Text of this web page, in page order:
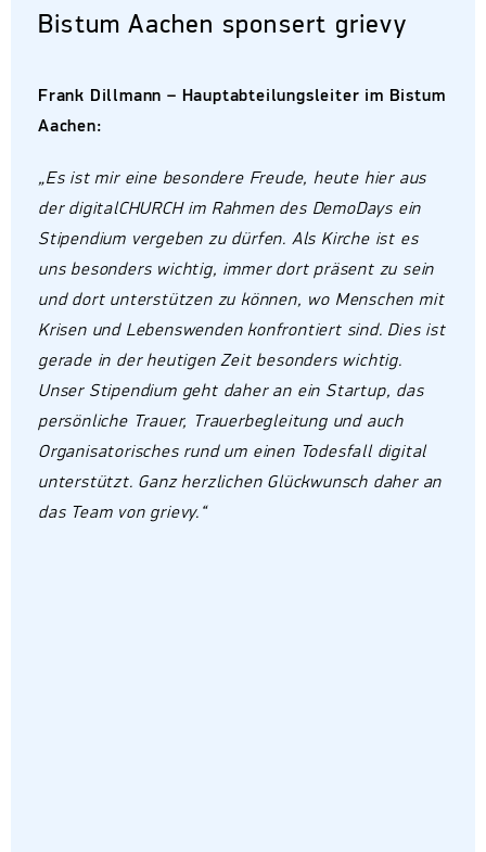
Bistum Aachen sponsert grievy
Frank Dillmann – Hauptabteilungsleiter im Bistum
Aachen:
„Es ist mir eine besondere Freude, heute hier aus
der digitalCHURCH im Rahmen des DemoDays ein
Stipendium vergeben zu dürfen. Als Kirche ist es
uns besonders wichtig, immer dort präsent zu sein
und dort unterstützen zu können, wo Menschen mit
Krisen und Lebenswenden konfrontiert sind. Dies ist
gerade in der heutigen Zeit besonders wichtig.
Unser Stipendium geht daher an ein Startup, das
persönliche Trauer, Trauerbegleitung und auch
Organisatorisches rund um einen Todesfall digital
unterstützt. Ganz herzlichen Glückwunsch daher an
das Team von grievy.“